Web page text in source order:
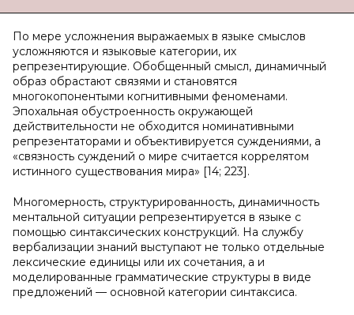
По мере усложнения выражаемых в языке смыслов
усложняются и языковые категории, их
репрезентирующие. Обобщенный смысл, динамичный
образ обрастают связями и становятся
многокопонентыми когнитивными феноменами.
Эпохальная обустроенность окружающей
действительности не обходится номинативными
репрезентаторами и объективируется суждениями, а
«связность суждений о мире считается коррелятом
истинного существования мира» [14; 223].
Многомерность, структурированность, динамичность
ментальной ситуации репрезентируется в языке с
помощью синтаксических конструкций. На службу
вербализации знаний выступают не только отдельные
лексические единицы или их сочетания, а и
моделированные грамматические структуры в виде
предложений — основной категории синтаксиса.